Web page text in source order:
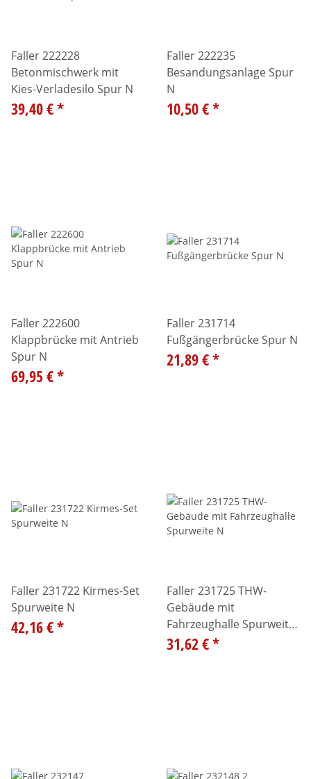
Faller 222228
Betonmischwerk mit
Kies-Verladesilo Spur N
39,40 €*
Faller 222235
Besandungsanlage Spur
N
10,50 €*
Faller 222600
Klappbrücke mit Antrieb
Spur N
69,95 €*
Faller 231714
Fußgängerbrücke Spur N
21,89 €*
Faller 231722 Kirmes-Set
Spurweite N
42,16 €*
Faller 231725 THW-
Gebäude mit
Fahrzeughalle Spurweite
N
31,62 €*